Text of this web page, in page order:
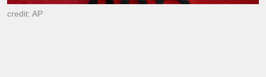
credit: AP